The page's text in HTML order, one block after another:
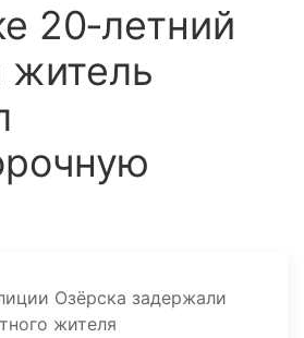
20‑летний
Озёрска задержали
жителя